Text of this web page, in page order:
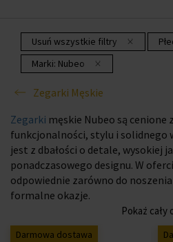
Usuń wszystkie filtry
Marki: Nubeo
Zegarki Męskie
Zegarki męskie Nubeo są cenione
funkcjonalności, stylu i solidnego
jest z dbałości o detale, wysokiej
ponadczasowego designu. W
odpowiednie zarówno do
formalne okazje.
Pokaż cały
Darmowa dostawa